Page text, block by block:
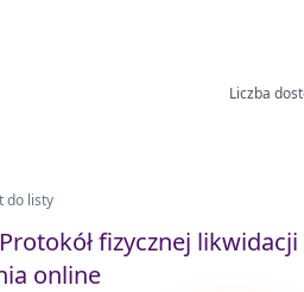
Liczba
do listy
Protokół fizycznej
online